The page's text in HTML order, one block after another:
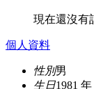
現在還沒有
個人資料
性別男
生日1981 年